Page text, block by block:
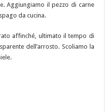
Aggiungiamo il pezzo di carne
da cucina.
affinché, ultimato il tempo di
dell’arrosto. Scoliamo la